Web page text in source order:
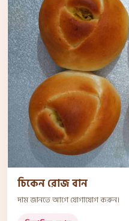
চিকেন রোজ বান
দাম জানতে আগে যোগাযোগ করুন।